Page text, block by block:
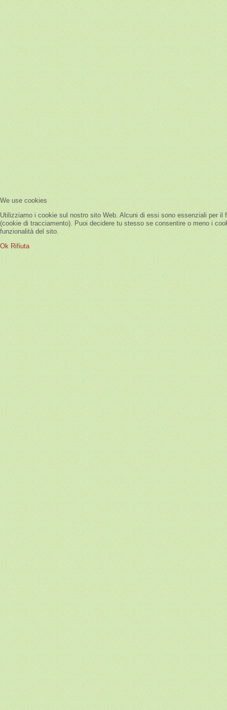
We use cookies
Utilizziamo i cookie sul nostro sito Web. Alcuni di essi sono essenziali per
(cookie di tracciamento). Puoi decidere tu stesso se consentire o meno i
funzionalità del sito.
Ok Rifiuta